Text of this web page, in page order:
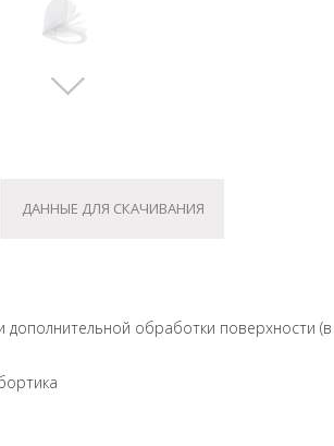
ДАННЫЕ ДЛЯ СКАЧИВАНИЯ
обработки поверхности